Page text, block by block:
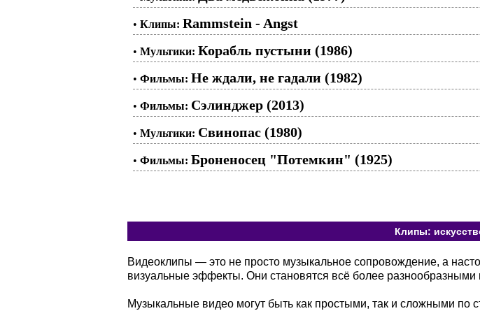
• Клипы: Rammstein - Angst
• Мультики: Корабль пустыни (1986)
• Фильмы: Не ждали, не гадали (1982)
• Фильмы: Сэлинджер (2013)
• Мультики: Свинопас (1980)
• Фильмы: Броненосец "Потемкин" (1925)
Клипы:
Видеоклипы — это не просто музыкальное сопровождение, а
визуальные эффекты. Они становятся всё более
Музыкальные видео могут быть как простыми, так и сложными по